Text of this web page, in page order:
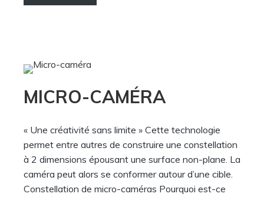
MICRO-CAMÉRA
« Une créativité sans limite » Cette technologie
permet entre autres de construire une constellation
à 2 dimensions épousant une surface non-plane. La
caméra peut alors se conformer autour d’une cible.
Constellation de micro-caméras Pourquoi est-ce